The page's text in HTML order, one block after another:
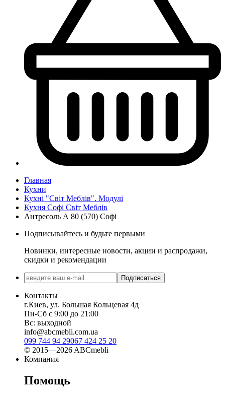
Главная
Кухни
Кухні "Світ Меблів". Модулі
Кухня Софі Світ Меблів
Антресоль А 80 (570) Софі
Подписывайтесь и будьте первыми
Новинки, интересные новости, акции и распродажи,
скидки и рекомендации
Подписаться
Контакты
г.Киев, ул. Большая Кольцевая 4д
Пн-Сб с 9:00 до 21:00
Вс: выходной
info@abcmebli.com.ua
099 744 94 29067 424 25 20
© 2015—2026 ABCmebli
Компания
Помощь